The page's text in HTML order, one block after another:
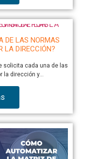
DE LAS NORMAS
LA DIRECCIÓN?
solicita cada una de las
la dirección y…